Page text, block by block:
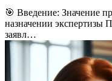
🎯 Введение: Значение
назначении экспертизы
заявл…